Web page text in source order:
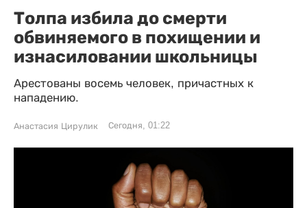
Толпа избила до смерти
обвиняемого в похищении и
изнасиловании школьницы
Арестованы восемь человек, причастных к
нападению.
Анастасия Цирулик Сегодня, 01:22